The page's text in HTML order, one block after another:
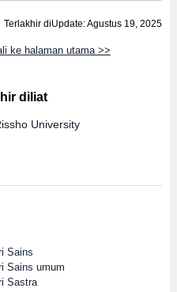
Terlakhir diUpdate: Agustus 19, 2025
ke halaman utama >>
diliat
University
Sains
Sains umum
Sastra